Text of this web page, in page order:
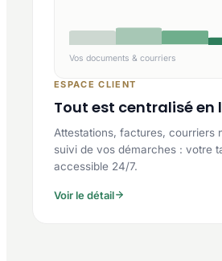
Vos documents & courriers
ESPACE CLIENT
Tout est centralisé en
Attestations, factures, courriers
suivi de vos démarches : votre
accessible 24/7.
Voir le détail